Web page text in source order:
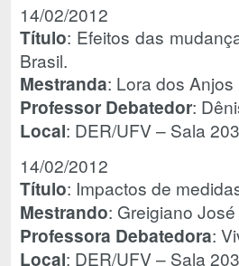
14/02/2012
Título: Efeitos das
Brasil.
Mestranda: Lora dos
Professor Debatedor:
Local: DER/UFV – Sala
14/02/2012
Título: Impactos de
Mestrando: Greigiano
Professora Debatedora:
Local: DER/UFV – Sala